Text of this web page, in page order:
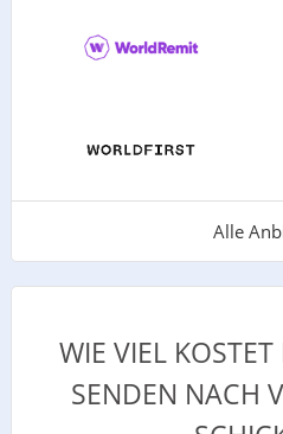
Alle
WIE VIEL
SENDEN NACH